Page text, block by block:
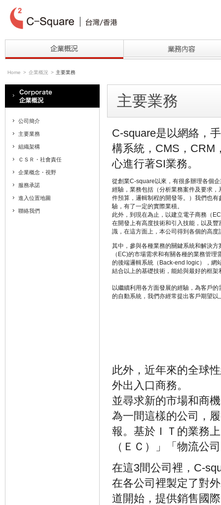
Home > 企業概況 > 主要業務
公司簡介
主要業務
組織架構
ＣＳＲ・社會責任
企業概念・視野
服務承諾
進入位置地圖
聯絡我們
主要業務
C-square是以網絡，
構系統，CMS，CRM
心進行著SI業務。
從創業C-square以來，有很多辦理各個
經驗，業務包括（分析業務案件及要求
件預算，邏輯制程的開發等。）我們也有
驗，有了一定的實際業積。
此外，到現在為止，以建立電子商務（
在開發上有高度技術和引入技能，以及豐
識，在這方面上，本公司得到各個的高度
其中，參與各種業務的關鍵系統和解決方
（EC)的市場需求和有關各種的業務管理
的後端邏輯系統（Back-end logic），網
結合以上的基礎技術，能給與最好的框架
以繼續利用各方面發展的經驗，為客戶
的自動系統，我們亦經常提出客戶期望以
此外，近年來的全球
外出入口商務。
並尋求新的市場和商
為一間這樣的公司，
報。基於ＩＴ的業務
（ＥＣ）」「物流公
在這3間公司裡，C-
在各公司裡製定了對
道開始，提供銷售國